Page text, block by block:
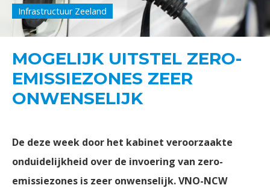
Infrastructuur Zeeland
MOGELIJK UITSTEL ZERO-
EMISSIEZONES ZEER
ONWENSELIJK
De deze week door het kabinet veroorzaakte
onduidelijkheid over de invoering van zero-
emissiezones is zeer onwenselijk. VNO-NCW